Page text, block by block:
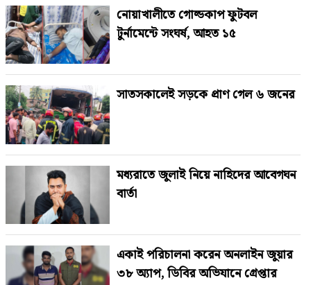
নোয়াখালীতে গোল্ডকাপ ফুটবল
টুর্নামেন্টে সংঘর্ষ, আহত ১৫
সাতসকালেই সড়কে প্রাণ গেল ৬ জনের
মধ্যরাতে জুলাই নিয়ে নাহিদের আবেগঘন
বার্তা
একাই পরিচালনা করেন অনলাইন জুয়ার
৩৮ অ্যাপ, ডিবির অভিযানে গ্রেপ্তার